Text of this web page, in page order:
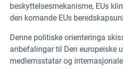
beskyttelsesmekanisme, EUs
den komande EUs
Denne politiske orienteringa
anbefalingar til Den europeiske
medlemsstatar og